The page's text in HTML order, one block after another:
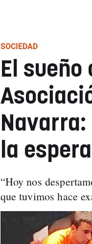
SOCIEDAD
El
la
“Hoy nos
que tuvimos hace